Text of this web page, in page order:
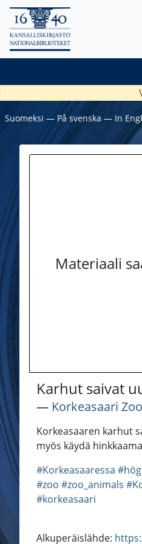
Suomeksi ― På svenska ― In
Materiaali
Karhut saivat
― Korkeasaari Zoo
Korkeasaaren karhut
myös käydä
#Korkeasaaressa
#zoo #zoo_animals
#korkeasaari
Alkuperäislähde: